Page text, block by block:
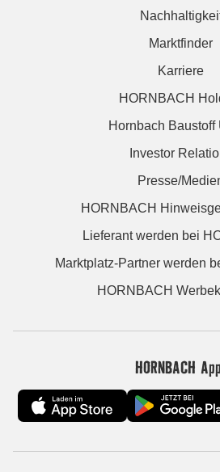
Marktfinder
Karriere
HORNBACH
Hornbach Baustoff
Investor
Presse/
HORNBACH
Lieferant werden bei
Marktplatz-Partner werden
HORNBACH
HORNBACH